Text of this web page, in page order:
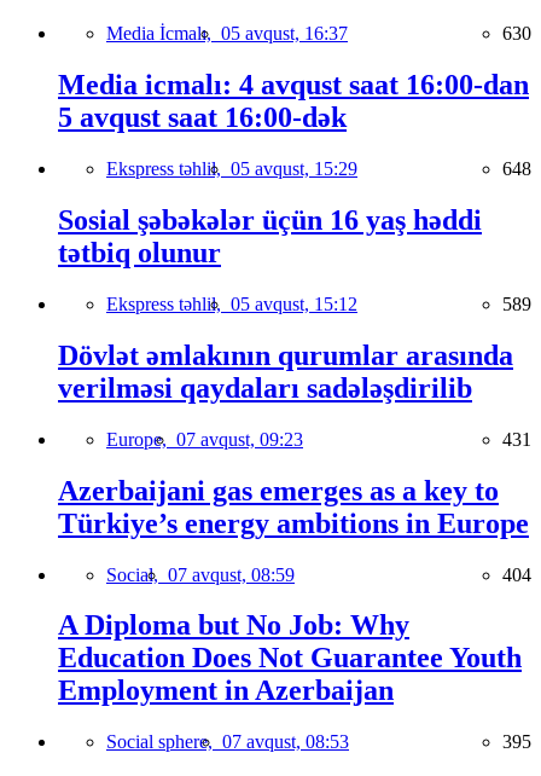
Media İcmalı, 05 avqust, 16:37 630
Media icmalı: 4 avqust saat 16:00-dan
5 avqust saat 16:00-dək
Ekspress təhlil, 05 avqust, 15:29 648
Sosial şəbəkələr üçün 16 yaş həddi
tətbiq olunur
Ekspress təhlil, 05 avqust, 15:12 589
Dövlət əmlakının qurumlar arasında
verilməsi qaydaları sadələşdirilib
Europe, 07 avqust, 09:23 431
Azerbaijani gas emerges as a key to
Türkiye’s energy ambitions in Europe
Social, 07 avqust, 08:59 404
A Diploma but No Job: Why
Education Does Not Guarantee Youth
Employment in Azerbaijan
Social sphere, 07 avqust, 08:53 395